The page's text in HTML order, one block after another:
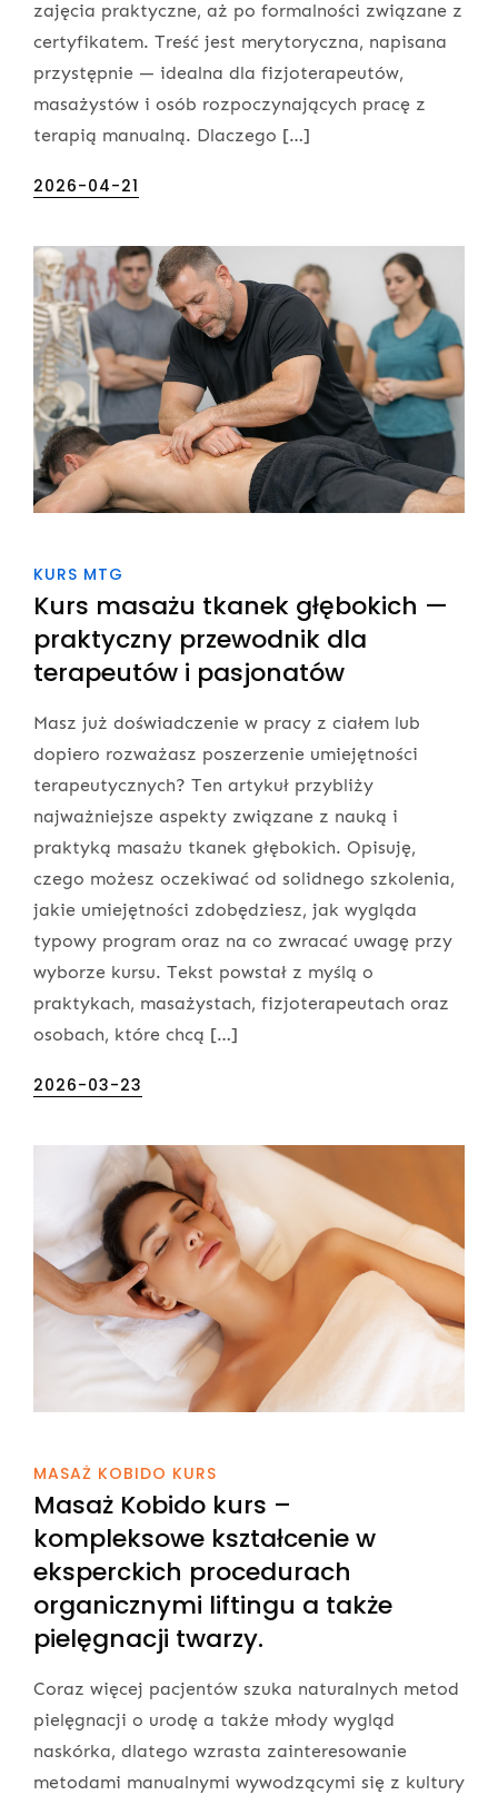
zajęcia praktyczne, aż po formalności związane z
certyfikatem. Treść jest merytoryczna, napisana
przystępnie — idealna dla fizjoterapeutów,
masażystów i osób rozpoczynających pracę z
terapią manualną. Dlaczego […]
Posted
2026-04-21
KURS MTG
Kurs masażu tkanek głębokich —
praktyczny przewodnik dla
terapeutów i pasjonatów
Masz już doświadczenie w pracy z ciałem lub
dopiero rozważasz poszerzenie umiejętności
terapeutycznych? Ten artykuł przybliży
najważniejsze aspekty związane z nauką i
praktyką masażu tkanek głębokich. Opisuję,
czego możesz oczekiwać od solidnego szkolenia,
jakie umiejętności zdobędziesz, jak wygląda
typowy program oraz na co zwracać uwagę przy
wyborze kursu. Tekst powstał z myślą o
praktykach, masażystach, fizjoterapeutach oraz
osobach, które chcą […]
Posted
2026-03-23
MASAŻ KOBIDO KURS
Masaż Kobido kurs –
kompleksowe kształcenie w
eksperckich procedurach
organicznymi liftingu a także
pielęgnacji twarzy.
Coraz więcej pacjentów szuka naturalnych metod
pielęgnacji o urodę a także młody wygląd
naskórka, dlatego wzrasta zainteresowanie
metodami manualnymi wywodzącymi się z kultury